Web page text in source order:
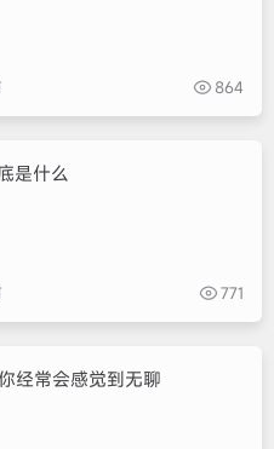
864
是什么
771
经常会感觉到无聊